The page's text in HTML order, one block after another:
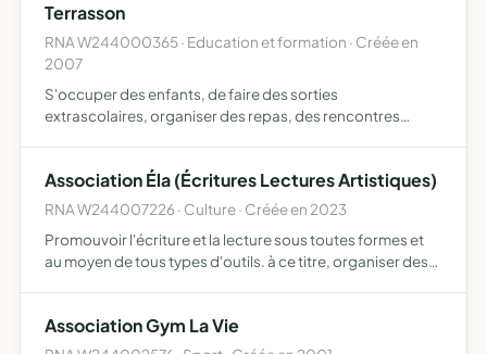
Terrasson
RNA W244000365 · Education et formation · Créée en
2007
S'occuper des enfants, de faire des sorties
extrascolaires, organiser des repas, des rencontres
enseignants et aut…
Association Éla (Écritures Lectures Artistiques)
RNA W244007226 · Culture · Créée en 2023
Promouvoir l'écriture et la lecture sous toutes formes et
au moyen de tous types d'outils. à ce titre, organiser des
Association Gym La Vie